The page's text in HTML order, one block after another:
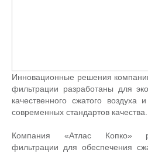
Инновационные решения
фильтрации разработаны для
качественного сжатого воздуха
современных стандартов качества.
Компания «Атлас Копко»
фильтрации для обеспечения